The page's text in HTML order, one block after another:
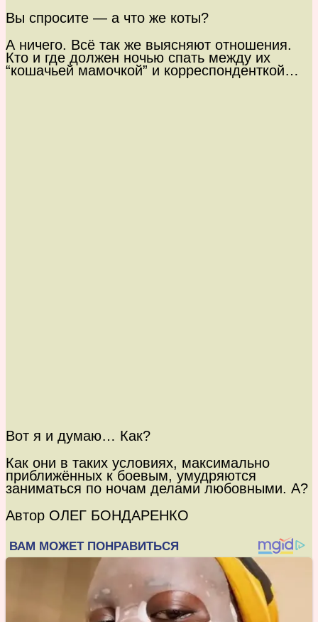
Вы спросите — а что же коты?
А ничего. Всё так же выясняют отношения.
Кто и где должен ночью спать между их
“кошачьей мамочкой” и корреспонденткой…
Вот я и думаю… Как?
Как они в таких условиях, максимально
приближённых к боевым, умудряются
заниматься по ночам делами любовными. А?
Автор ОЛЕГ БОНДАРЕНКО